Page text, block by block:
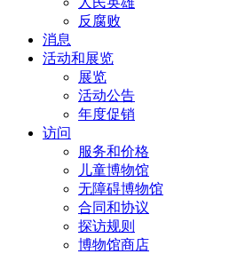
反腐败
消息
活动和展览
展览
活动公告
年度促销
访问
服务和价格
儿童博物馆
无障碍博物馆
合同和协议
探访规则
博物馆商店